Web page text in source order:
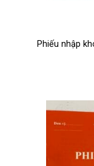
Phiếu nhập